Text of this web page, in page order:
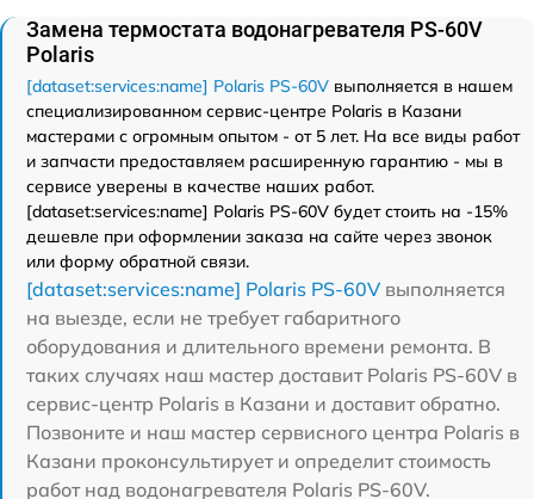
Замена термостата водонагревателя PS-60V
Polaris
[dataset:services:name] Polaris PS-60V выполняется в нашем
специализированном сервис-центре Polaris в Казани
мастерами с огромным опытом - от 5 лет. На все виды работ
и запчасти предоставляем расширенную гарантию - мы в
сервисе уверены в качестве наших работ.
[dataset:services:name] Polaris PS-60V будет стоить на -15%
дешевле при оформлении заказа на сайте через звонок
или форму обратной связи.
[dataset:services:name] Polaris PS-60V выполняется
на выезде, если не требует габаритного
оборудования и длительного времени ремонта. В
таких случаях наш мастер доставит Polaris PS-60V в
сервис-центр Polaris в Казани и доставит обратно.
Позвоните и наш мастер сервисного центра Polaris в
Казани проконсультирует и определит стоимость
работ над водонагревателя Polaris PS-60V.